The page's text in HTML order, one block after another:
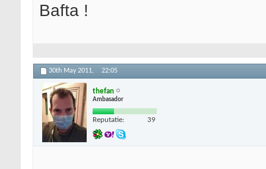
Bafta !
30th May 2011, 22:05
thefan
Ambasador
Reputatie: 39